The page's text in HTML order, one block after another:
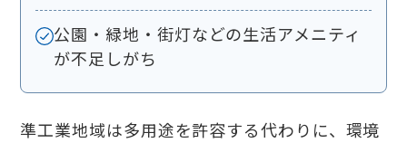
公園・緑地・街灯などの生活アメニティ
が不足しがち
準工業地域は多用途を許容する代わりに、環境